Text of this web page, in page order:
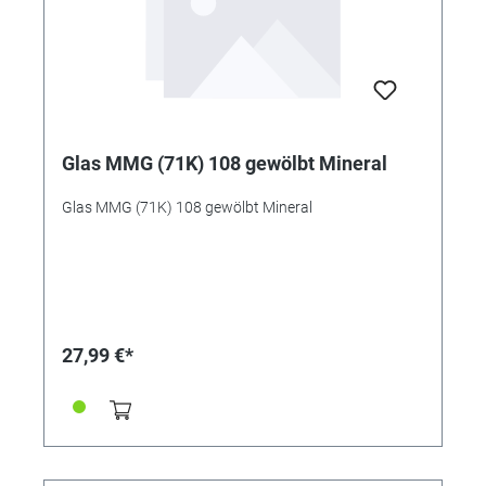
Glas MMG (71K) 108 gewölbt Mineral
Glas MMG (71K) 108 gewölbt Mineral
27,99 €*